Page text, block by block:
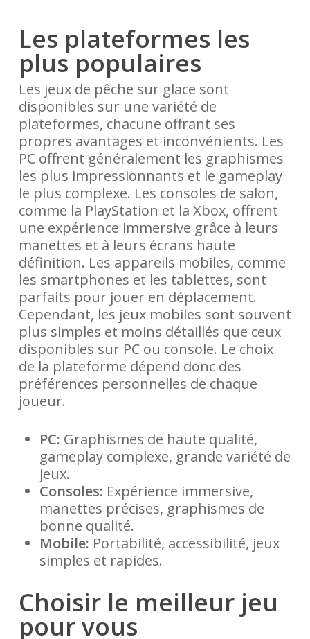
Les plateformes les
plus populaires
Les jeux de pêche sur glace sont
disponibles sur une variété de
plateformes, chacune offrant ses
propres avantages et inconvénients. Les
PC offrent généralement les graphismes
les plus impressionnants et le gameplay
le plus complexe. Les consoles de salon,
comme la PlayStation et la Xbox, offrent
une expérience immersive grâce à leurs
manettes et à leurs écrans haute
définition. Les appareils mobiles, comme
les smartphones et les tablettes, sont
parfaits pour jouer en déplacement.
Cependant, les jeux mobiles sont souvent
plus simples et moins détaillés que ceux
disponibles sur PC ou console. Le choix
de la plateforme dépend donc des
préférences personnelles de chaque
joueur.
PC: Graphismes de haute qualité,
gameplay complexe, grande variété de
jeux.
Consoles: Expérience immersive,
manettes précises, graphismes de
bonne qualité.
Mobile: Portabilité, accessibilité, jeux
simples et rapides.
Choisir le meilleur jeu
pour vous